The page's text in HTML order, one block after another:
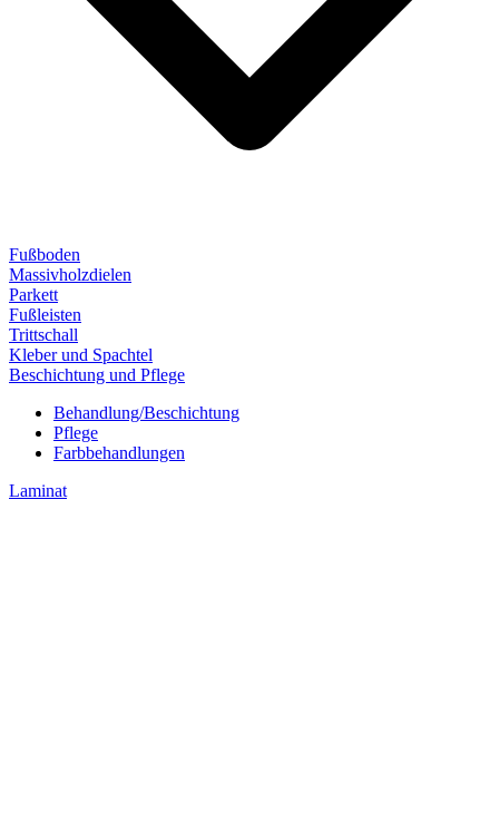
Fußboden
Massivholzdielen
Parkett
Fußleisten
Trittschall
Kleber und Spachtel
Beschichtung und Pflege
Behandlung/Beschichtung
Pflege
Farbbehandlungen
Laminat